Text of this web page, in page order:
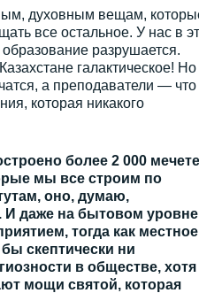
духовным вещам,
все остальное. У нас в
разрушается.
галактическое! Но
а преподаватели — что
которая никакого
более 2 000
мы все строим по
оно, думаю,
И даже на бытовом
тогда как местное
скептически ни
в обществе, хотя
мощи святой, которая